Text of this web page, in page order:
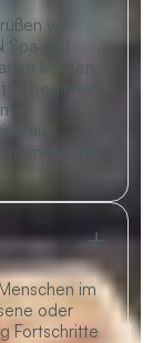
wir
und
können
beginnen,
auf
mehr über
im
oder
Fortschritte